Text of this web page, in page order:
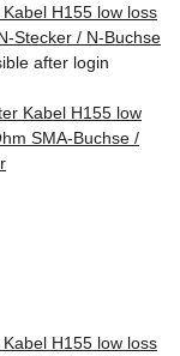
H155 low loss
Stecker / N-Buchse
after login
H155 low loss